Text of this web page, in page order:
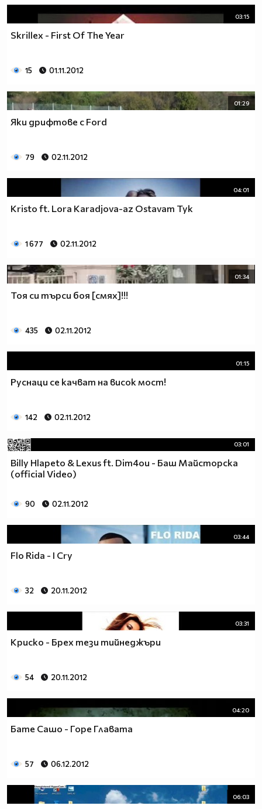
03:15
Skrillex - First Of The Year
15 01.11.2012
01:29
Яки дрифтове с Ford
79 02.11.2012
04:01
Kristo ft. Lora Karadjova-az Ostavam Tyk
1 677 02.11.2012
01:34
Тоя си търси боя [смях]!!!
435 02.11.2012
01:15
Руснаци се качват на висок мост!
142 02.11.2012
03:01
Billy Hlapeto & Lexus ft. Dim4ou - Баш Майсторска
(оfficial Video)
90 02.11.2012
03:44
Flo Rida - I Cry
32 20.11.2012
03:31
Криско - Брех тези тийнеджъри
54 20.11.2012
04:20
Бате Сашо - Горе Главата
57 06.12.2012
06:03